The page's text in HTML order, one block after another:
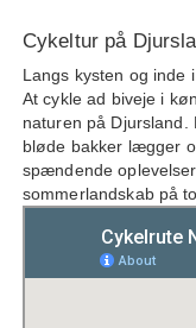
Cykeltur på
Langs kysten og inde
At cykle ad biveje i
naturen på Djursland.
bløde bakker lægger
spændende
sommerlandskab på